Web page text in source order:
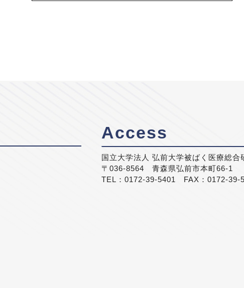
Access
国立大学法人 弘前大学被ばく医療総合
〒036-8564 青森県弘前市本町66-1
TEL：0172-39-5401 FAX：0172-39-